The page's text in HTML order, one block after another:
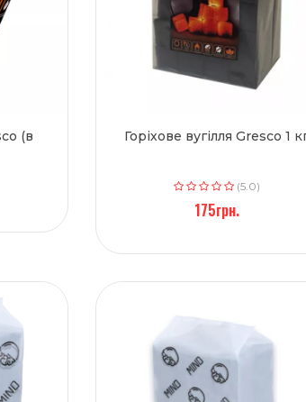
(в
Горіхове вугілля Gresco 1
(5.0)
175грн.